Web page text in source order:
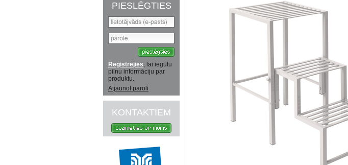
PIESLĒGTIES
Reģistrējies, lai iegūtu
pilnu informāciju par
produktu.
Atjaunot paroli
KONTAKTIEM